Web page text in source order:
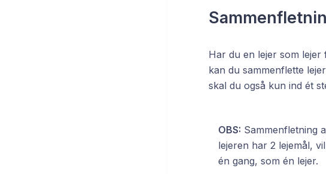
Har du en lejer som lejer
kan du sammenflette
skal du også kun ind ét
OBS: Sammenfletning
lejeren har 2 lejemål,
én gang, som én lejer.